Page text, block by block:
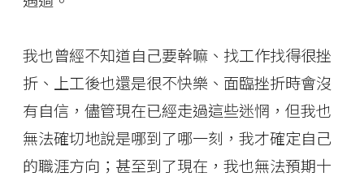
我也曾經不知道自己要幹嘛、找工作找得很挫
折、上工後也還是很不快樂、面臨挫折時會沒
有自信，儘管現在已經走過這些迷惘，但我也
無法確切地說是哪到了哪一刻，我才確定自己
的職涯方向；甚至到了現在，我也無法預期十